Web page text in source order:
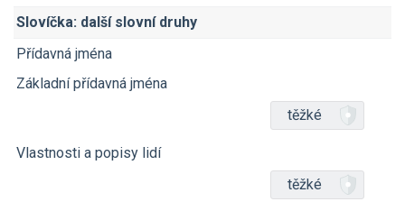
Slovíčka: další slovní druhy
Přídavná jména
Základní přídavná jména
těžké
Vlastnosti a popisy lidí
těžké